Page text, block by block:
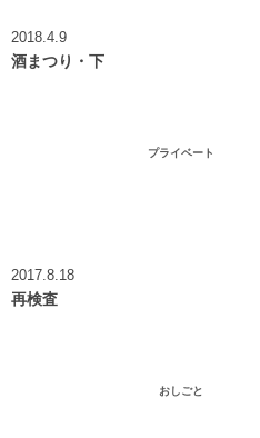
2018.4.9
酒まつり・下
プライベート
2017.8.18
再検査
おしごと